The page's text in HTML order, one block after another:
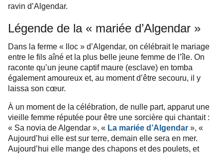
ravin d’Algendar.
Légende de la « mariée d’Algendar »
Dans la ferme « lloc » d’Algendar, on célébrait le mariage
entre le fils aîné et la plus belle jeune femme de l’île. On
raconte qu’un jeune captif maure (esclave) en tomba
également amoureux et, au moment d’être secouru, il y
laissa son cœur.
À un moment de la célébration, de nulle part, apparut une
vieille femme réputée pour être une sorcière qui chantait :
« Sa novia de Algendar », « La mariée d’Algendar », «
Aujourd’hui elle est sur terre, demain elle sera en mer.
Aujourd’hui elle mange des chapons et des poulets, et